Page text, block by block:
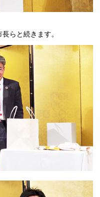
らと続きます。